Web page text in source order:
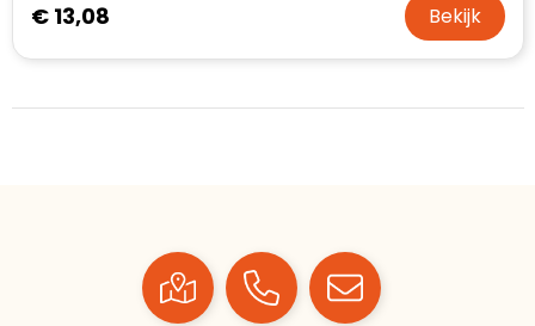
€ 13,08 Bekijk